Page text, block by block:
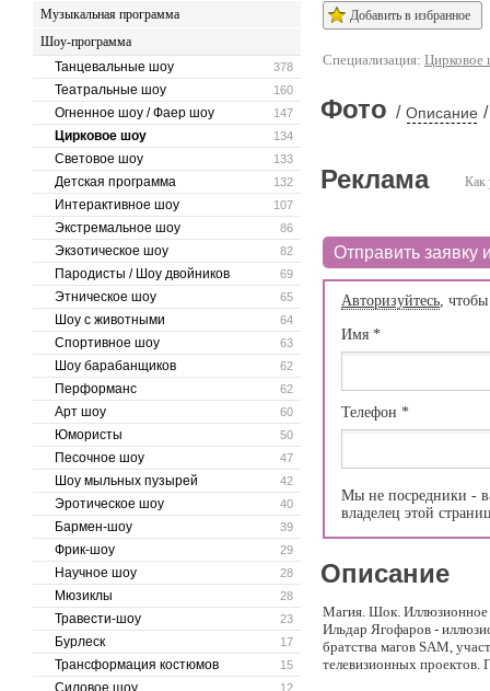
Музыкальная программа
Шоу-программа
378
Танцевальные шоу
160
Театральные шоу
147
Огненное шоу / Фаер шоу
134
Цирковое шоу
133
Световое шоу
132
Детская программа
107
Интерактивное шоу
86
Экстремальное шоу
82
Экзотическое шоу
69
Пародисты / Шоу двойников
65
Этническое шоу
64
Шоу с животными
63
Спортивное шоу
62
Шоу барабанщиков
62
Перформанс
60
Арт шоу
50
Юмористы
47
Песочное шоу
42
Шоу мыльных пузырей
40
Эротическое шоу
39
Бармен-шоу
29
Фрик-шоу
28
Научное шоу
28
Мюзиклы
23
Травести-шоу
17
Бурлеск
15
Трансформация костюмов
12
Силовое шоу
Добавить в избранное
Специализация: Цирковое
Фото / Описание /
Как
Реклама
Отправить заявку
Авторизуйтесь,
Имя *
Телефон *
Мы не посредники -
владелец этой
Описание
Магия. Шок.
Ильдар Ягофаров -
братства магов SAM,
телевизионных проектов.